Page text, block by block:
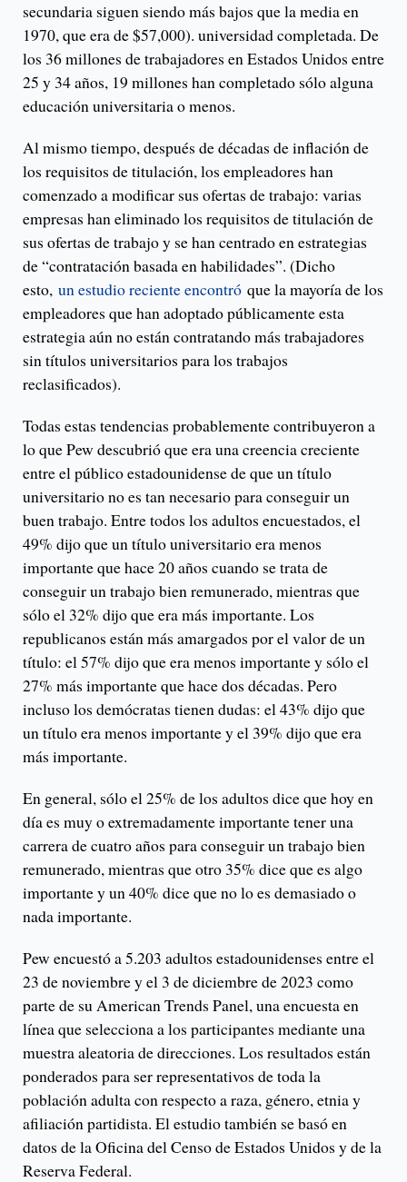
secundaria siguen siendo más bajos que la media en
1970, que era de $57,000). universidad completada. De
los 36 millones de trabajadores en Estados Unidos entre
25 y 34 años, 19 millones han completado sólo alguna
educación universitaria o menos.
Al mismo tiempo, después de décadas de inflación de
los requisitos de titulación, los empleadores han
comenzado a modificar sus ofertas de trabajo: varias
empresas han eliminado los requisitos de titulación de
sus ofertas de trabajo y se han centrado en estrategias
de “contratación basada en habilidades”. (Dicho
esto, un estudio reciente encontró que la mayoría de los
empleadores que han adoptado públicamente esta
estrategia aún no están contratando más trabajadores
sin títulos universitarios para los trabajos
reclasificados).
Todas estas tendencias probablemente contribuyeron a
lo que Pew descubrió que era una creencia creciente
entre el público estadounidense de que un título
universitario no es tan necesario para conseguir un
buen trabajo. Entre todos los adultos encuestados, el
49% dijo que un título universitario era menos
importante que hace 20 años cuando se trata de
conseguir un trabajo bien remunerado, mientras que
sólo el 32% dijo que era más importante. Los
republicanos están más amargados por el valor de un
título: el 57% dijo que era menos importante y sólo el
27% más importante que hace dos décadas. Pero
incluso los demócratas tienen dudas: el 43% dijo que
un título era menos importante y el 39% dijo que era
más importante.
En general, sólo el 25% de los adultos dice que hoy en
día es muy o extremadamente importante tener una
carrera de cuatro años para conseguir un trabajo bien
remunerado, mientras que otro 35% dice que es algo
importante y un 40% dice que no lo es demasiado o
nada importante.
Pew encuestó a 5.203 adultos estadounidenses entre el
23 de noviembre y el 3 de diciembre de 2023 como
parte de su American Trends Panel, una encuesta en
línea que selecciona a los participantes mediante una
muestra aleatoria de direcciones. Los resultados están
ponderados para ser representativos de toda la
población adulta con respecto a raza, género, etnia y
afiliación partidista. El estudio también se basó en
datos de la Oficina del Censo de Estados Unidos y de la
Reserva Federal.